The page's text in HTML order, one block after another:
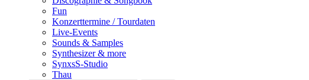
Fun
Konzerttermine / Tourdaten
Live-Events
Sounds & Samples
Synthesizer & more
SynxsS-Studio
Thau